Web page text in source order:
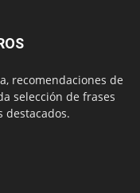
recomendaciones de
selección de frases
destacados.